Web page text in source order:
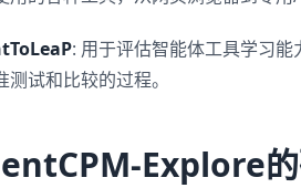
: 用于评估智能体工具学习
测试和比较的过程。
Explore